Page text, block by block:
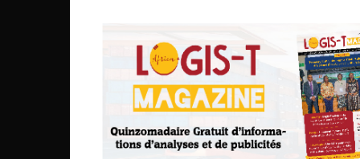
Mozambique
Namibie
Nigeria
Niger